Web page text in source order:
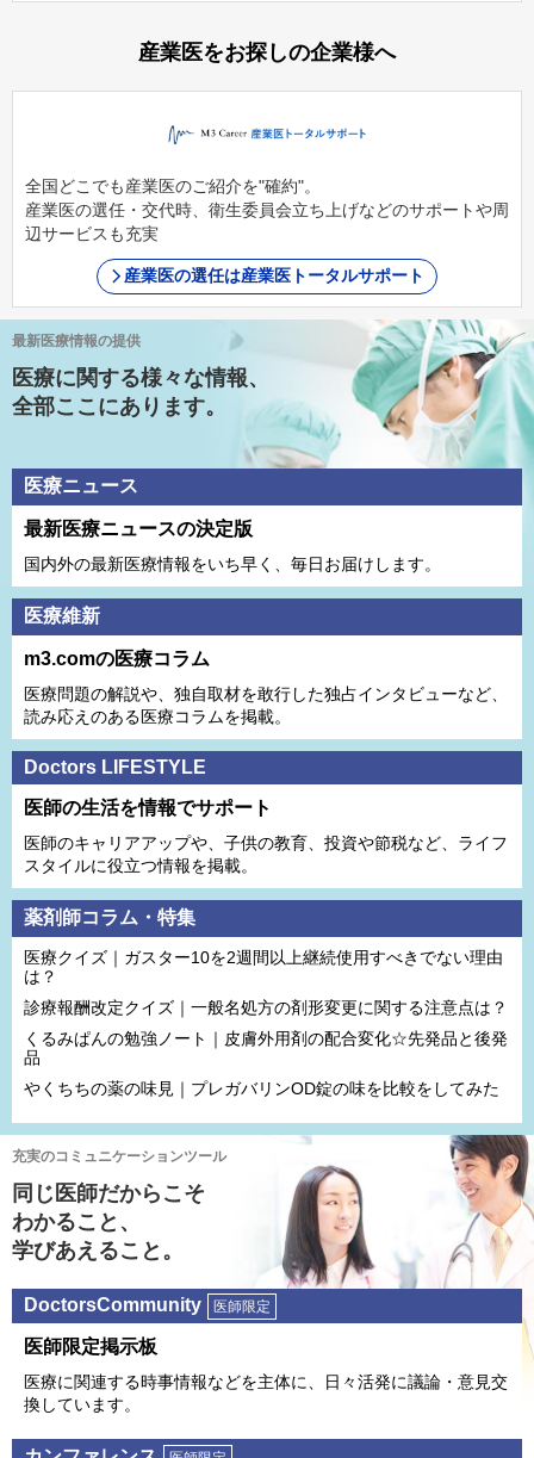
産業医をお探しの企業様へ
全国どこでも産業医のご紹介を"確約"。
産業医の選任・交代時、衛生委員会立ち上げなどのサポートや周
辺サービスも充実
産業医の選任は産業医トータルサポート
最新医療情報の提供
医療に関する様々な情報、
全部ここにあります。
医療ニュース
最新医療ニュースの決定版
国内外の最新医療情報をいち早く、毎日お届けします。
医療維新
m3.comの医療コラム
医療問題の解説や、独⾃取材を敢⾏した独占インタビューなど、
読み応えのある医療コラムを掲載。
Doctors LIFESTYLE
医師の生活を情報でサポート
医師のキャリアアップや、子供の教育、投資や節税など、ライフ
スタイルに役立つ情報を掲載。
薬剤師コラム・特集
医療クイズ｜ガスター10を2週間以上継続使用すべきでない理由
は？
診療報酬改定クイズ｜一般名処方の剤形変更に関する注意点は？
くるみぱんの勉強ノート｜皮膚外用剤の配合変化☆先発品と後発
品
やくちちの薬の味見｜プレガバリンOD錠の味を比較をしてみた
充実のコミュニケーションツール
同じ医師だからこそ
わかること、
学びあえること。
DoctorsCommunity 医師限定
医師限定掲⽰板
医療に関連する時事情報などを主体に、⽇々活発に議論・意⾒交
換しています。